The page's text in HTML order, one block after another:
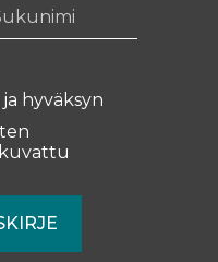
hyväksyn
kuvattu